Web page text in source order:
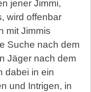
jener Jimmi,
wird offenbar
mit Jimmis
Suche nach dem
Jäger nach dem
dabei in ein
und Intrigen, in